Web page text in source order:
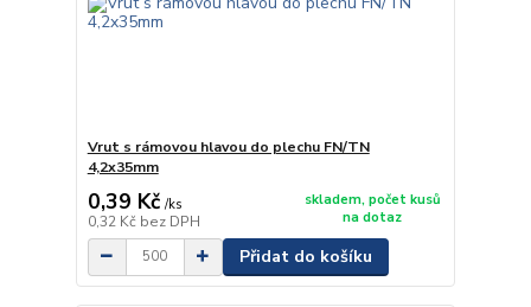
Vrut s rámovou hlavou do plechu FN/TN
4,2x35mm
0,39 Kč /ks
0,32 Kč bez DPH
skladem, počet kusů
na dotaz
Přidat do košíku